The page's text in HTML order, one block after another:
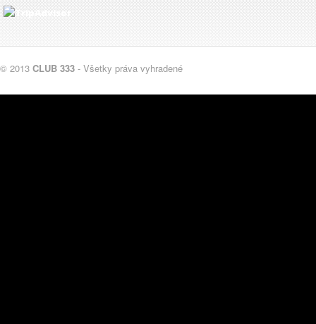
© 2013 CLUB 333 - Všetky práva vyhradené